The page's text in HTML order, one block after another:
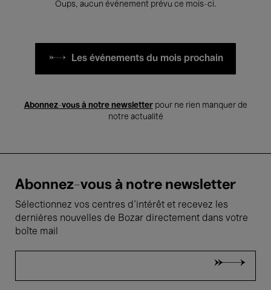
Oups, aucun événement prévu ce mois-ci.
Les événements du mois prochain
Abonnez-vous à notre newsletterpour ne rien manquer de
notre actualité
Abonnez-vous à notre newsletter
Sélectionnez vos centres d'intérêt et recevez les
dernières nouvelles de Bozar directement dans votre
boîte mail